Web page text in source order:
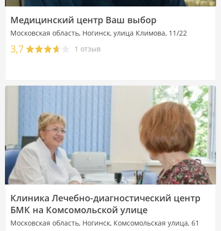
Медицинский центр Ваш выбор
Московская область, Ногинск, улица Климова, 11/22
3,7 1 отзыв
Клиника Лечебно-диагностический центр
БМК на Комсомольской улице
Московская область, Ногинск, Комсомольская улица, 61